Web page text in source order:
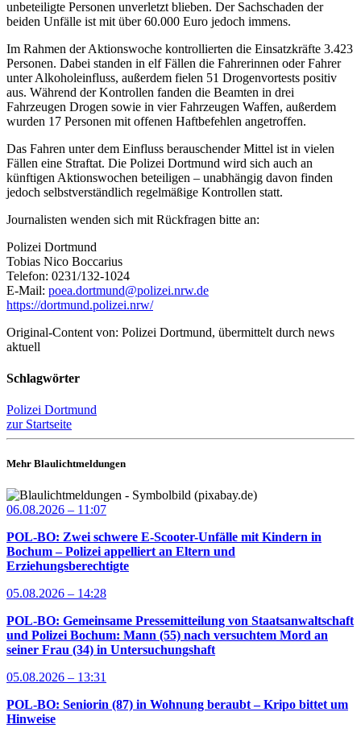
unbeteiligte Personen unverletzt blieben. Der Sachschaden der
beiden Unfälle ist mit über 60.000 Euro jedoch immens.
Im Rahmen der Aktionswoche kontrollierten die Einsatzkräfte 3.423
Personen. Dabei standen in elf Fällen die Fahrerinnen oder Fahrer
unter Alkoholeinfluss, außerdem fielen 51 Drogenvortests positiv
aus. Während der Kontrollen fanden die Beamten in drei
Fahrzeugen Drogen sowie in vier Fahrzeugen Waffen, außerdem
wurden 17 Personen mit offenen Haftbefehlen angetroffen.
Das Fahren unter dem Einfluss berauschender Mittel ist in vielen
Fällen eine Straftat. Die Polizei Dortmund wird sich auch an
künftigen Aktionswochen beteiligen – unabhängig davon finden
jedoch selbstverständlich regelmäßige Kontrollen statt.
Journalisten wenden sich mit Rückfragen bitte an:
Polizei Dortmund
Tobias Nico Boccarius
Telefon: 0231/132-1024
E-Mail: poea.dortmund@polizei.nrw.de
https://dortmund.polizei.nrw/
Original-Content von: Polizei Dortmund, übermittelt durch news
aktuell
Schlagwörter
Polizei Dortmund
zur Startseite
Mehr Blaulichtmeldungen
06.08.2026 – 11:07
POL-BO: Zwei schwere E-Scooter-Unfälle mit Kindern in
Bochum – Polizei appelliert an Eltern und
Erziehungsberechtigte
05.08.2026 – 14:28
POL-BO: Gemeinsame Pressemitteilung von Staatsanwaltschaft
und Polizei Bochum: Mann (55) nach versuchtem Mord an
seiner Frau (34) in Untersuchungshaft
05.08.2026 – 13:31
POL-BO: Seniorin (87) in Wohnung beraubt – Kripo bittet um
Hinweise